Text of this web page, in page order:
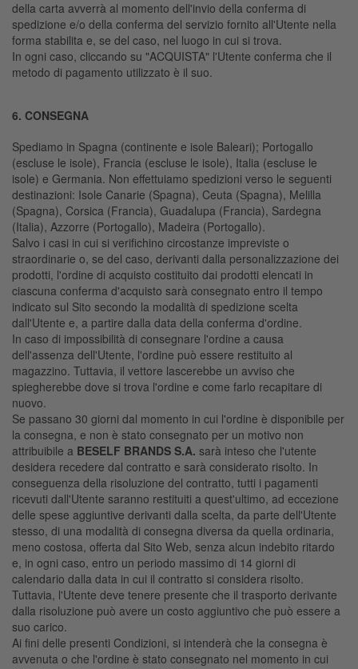
della carta avverrà al momento dell'invio della conferma di
spedizione e/o della conferma del servizio fornito all'Utente nella
forma stabilita e, se del caso, nel luogo in cui si trova.
In ogni caso, cliccando su "ACQUISTA" l'Utente conferma che il
metodo di pagamento utilizzato è il suo.
6. CONSEGNA
Spediamo in Spagna (continente e isole Baleari); Portogallo
(escluse le isole), Francia (escluse le isole), Italia (escluse le
isole) e Germania. Non effettuiamo spedizioni verso le seguenti
destinazioni: Isole Canarie (Spagna), Ceuta (Spagna), Melilla
(Spagna), Corsica (Francia), Guadalupa (Francia), Sardegna
(Italia), Azzorre (Portogallo), Madeira (Portogallo).
Salvo i casi in cui si verifichino circostanze impreviste o
straordinarie o, se del caso, derivanti dalla personalizzazione dei
prodotti, l'ordine di acquisto costituito dai prodotti elencati in
ciascuna conferma d'acquisto sarà consegnato entro il tempo
indicato sul Sito secondo la modalità di spedizione scelta
dall'Utente e, a partire dalla data della conferma d'ordine.
In caso di impossibilità di consegnare l'ordine a causa
dell'assenza dell'Utente, l'ordine può essere restituito al
magazzino. Tuttavia, il vettore lascerebbe un avviso che
spiegherebbe dove si trova l'ordine e come farlo recapitare di
nuovo.
Se passano 30 giorni dal momento in cui l'ordine è disponibile per
la consegna, e non è stato consegnato per un motivo non
attribuibile a BESELF BRANDS S.A. sarà inteso che l'utente
desidera recedere dal contratto e sarà considerato risolto. In
conseguenza della risoluzione del contratto, tutti i pagamenti
ricevuti dall'Utente saranno restituiti a quest'ultimo, ad eccezione
delle spese aggiuntive derivanti dalla scelta, da parte dell'Utente
stesso, di una modalità di consegna diversa da quella ordinaria,
meno costosa, offerta dal Sito Web, senza alcun indebito ritardo
e, in ogni caso, entro un periodo massimo di 14 giorni di
calendario dalla data in cui il contratto si considera risolto.
Tuttavia, l'Utente deve tenere presente che il trasporto derivante
dalla risoluzione può avere un costo aggiuntivo che può essere a
suo carico.
Ai fini delle presenti Condizioni, si intenderà che la consegna è
avvenuta o che l'ordine è stato consegnato nel momento in cui